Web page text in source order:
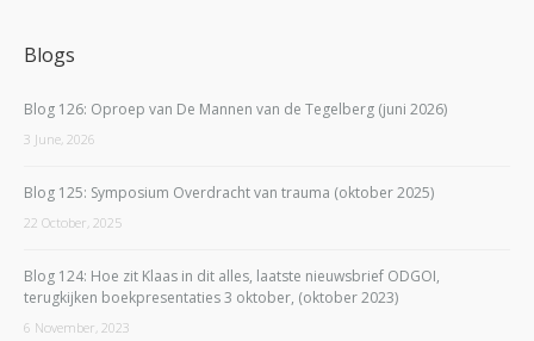
Blogs
Blog 126: Oproep van De Mannen van de Tegelberg (juni 2026)
3 June, 2026
Blog 125: Symposium Overdracht van trauma (oktober 2025)
22 October, 2025
Blog 124: Hoe zit Klaas in dit alles, laatste nieuwsbrief ODGOI,
terugkijken boekpresentaties 3 oktober, (oktober 2023)
6 November, 2023